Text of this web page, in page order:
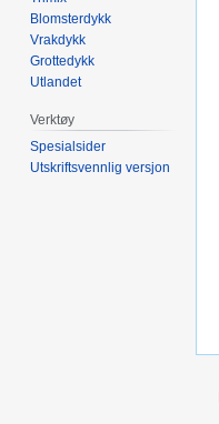
Blomsterdykk
Vrakdykk
Grottedykk
Utlandet
Verktøy
Spesialsider
Utskriftsvennlig versjon